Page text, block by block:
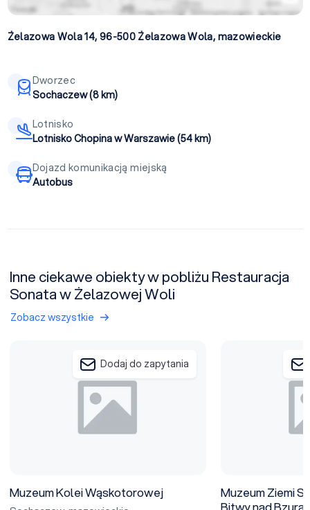
Żelazowa Wola 14, 96-500 Żelazowa Wola, mazowieckie
Dworzec
Sochaczew (8 km)
Lotnisko
Lotnisko Chopina w Warszawie (54 km)
Dojazd komunikacją miejską
Autobus
Inne ciekawe obiekty w pobliżu Restauracja
Sonata w Żelazowej Woli
Zobacz wszystkie
Dodaj do zapytania
Muzeum Kolei Wąskotorowej
Muzeum Ziemi